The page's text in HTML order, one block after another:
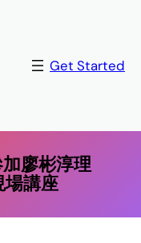
Get Started
廖彬淳理
場講座